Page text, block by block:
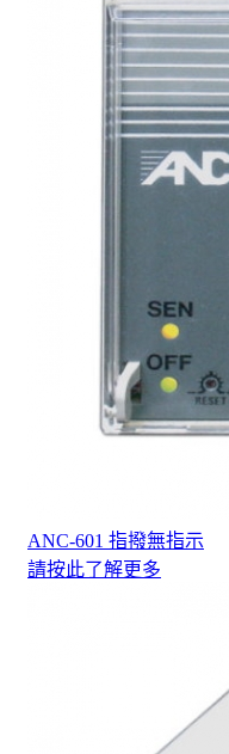
ANC-601 指撥無指示
請按此了解更多